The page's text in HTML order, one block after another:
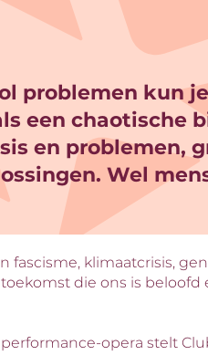
problemen kun
een chaotische
en problemen,
Wel
fascisme, klimaatcrisis,
die ons is
opera stelt